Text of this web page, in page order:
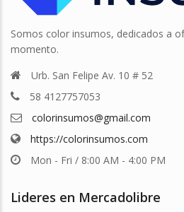
Somos color insumos, dedicados a
momento.
Urb. San Felipe Av. 10 # 52
58 4127757053
colorinsumos@gmail.com
https://colorinsumos.com
Mon - Fri / 8:00 AM - 4:00 PM
Lideres en Mercadolibre